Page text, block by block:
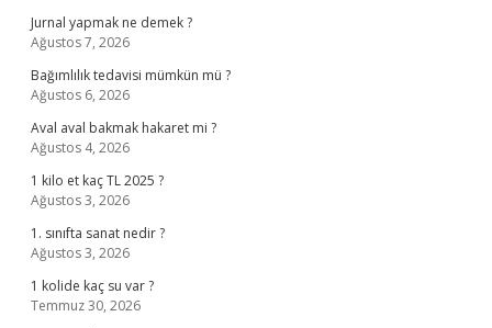
Jurnal yapmak ne demek ?
Ağustos 7, 2026
Bağımlılık tedavisi mümkün mü ?
Ağustos 6, 2026
Aval aval bakmak hakaret mi ?
Ağustos 4, 2026
1 kilo et kaç TL 2025 ?
Ağustos 3, 2026
1. sınıfta sanat nedir ?
Ağustos 3, 2026
1 kolide kaç su var ?
Temmuz 30, 2026